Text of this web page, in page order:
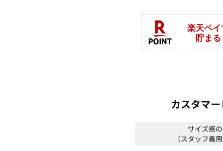
カスタマ
サイズ感
（スタッフ着